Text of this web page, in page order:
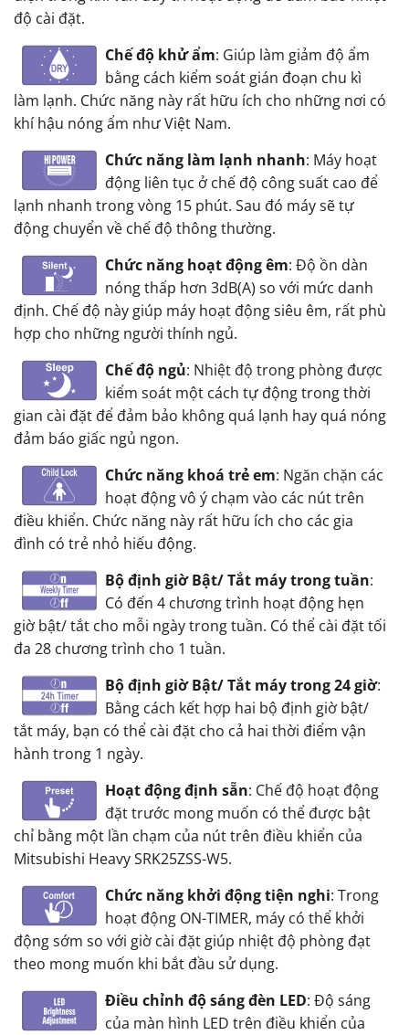
độ cài đặt.
Chế độ khử ẩm: Giúp làm giảm độ ẩm
bằng cách kiểm soát gián đoạn chu kì
làm lạnh. Chức năng này rất hữu ích cho những nơi có
khí hậu nóng ẩm như Việt Nam.
Chức năng làm lạnh nhanh: Máy hoạt
động liên tục ở chế độ công suất cao để
lạnh nhanh trong vòng 15 phút. Sau đó máy sẽ tự
động chuyển về chế độ thông thường.
Chức năng hoạt động êm: Độ ồn dàn
nóng thấp hơn 3dB(A) so với mức danh
định. Chế độ này giúp máy hoạt động siêu êm, rất phù
hợp cho những người thính ngủ.
Chế độ ngủ: Nhiệt độ trong phòng được
kiểm soát một cách tự động trong thời
gian cài đặt để đảm bảo không quá lạnh hay quá nóng
đảm báo giấc ngủ ngon.
Chức năng khoá trẻ em: Ngăn chặn các
hoạt động vô ý chạm vào các nút trên
điều khiển. Chức năng này rất hữu ích cho các gia
đình có trẻ nhỏ hiếu động.
Bộ định giờ Bật/ Tắt máy trong tuần:
Có đến 4 chương trình hoạt động hẹn
giờ bật/ tắt cho mỗi ngày trong tuần. Có thể cài đặt tối
đa 28 chương trình cho 1 tuần.
Bộ định giờ Bật/ Tắt máy trong 24 giờ:
Bằng cách kết hợp hai bộ định giờ bật/
tắt máy, bạn có thể cài đặt cho cả hai thời điểm vận
hành trong 1 ngày.
Hoạt động định sẵn: Chế độ hoạt động
đặt trước mong muốn có thể được bật
chỉ bằng một lần chạm của nút trên điều khiển của
Mitsubishi Heavy SRK25ZSS-W5.
Chức năng khởi động tiện nghi: Trong
hoạt động ON-TIMER, máy có thể khởi
động sớm so với giờ cài đặt giúp nhiệt độ phòng đạt
theo mong muốn khi bắt đầu sử dụng.
Điều chỉnh độ sáng đèn LED: Độ sáng
của màn hình LED trên điều khiển của